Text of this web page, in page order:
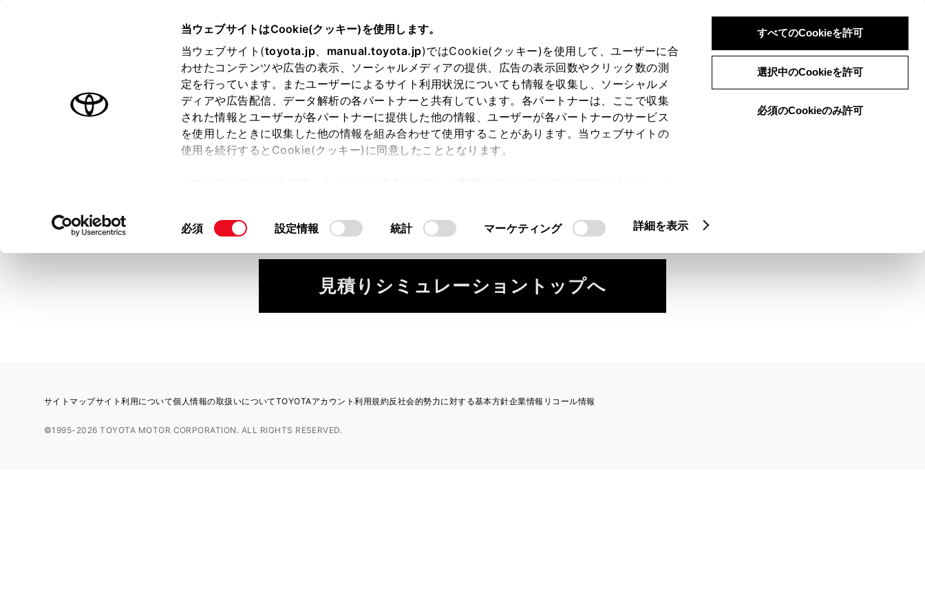
当ウェブサイトはCookie(クッキー)を使用します。
当ウェブサイト(toyota.jp、 manual.toyota.jp)ではCookie(クッキー)を使用して、ユーザーに合
わせたコンテンツや広告の表示、ソーシャルメディアの提供、広告の表示回数やクリック数の測
定を行っています。またユーザーによるサイト利用状況についても情報を収集し、ソーシャルメ
ディアや広告配信、データ解析の各パートナーと共有しています。各パートナーは、ここで収集
された情報とユーザーが各パートナーに提供した他の情報、ユーザーが各パートナーのサービス
を使用したときに収集した他の情報を組み合わせて使用することがあります。当ウェブサイトの
使用を続行するとCookie(クッキー)に同意したこととなります。
て」をご覧ください。
同
必須 設定情報 統計 マーケティング 詳細を表示
すべてのCookieを許可
選択中のCookieを許可
必須のCookieのみ許可
ログイン 検索 メニュー
オーナーサポート トピックス
見積りシミュレーション
見積りシミュレーショントップへ
サイトマップサイト利用について個人情報の取扱いについてTOYOTAアカウント利用規約反社会的勢力に対する基本方針企業情報 リコール情報
©1995-2026 TOYOTA MOTOR CORPORATION. ALL RIGHTS RESERVED.